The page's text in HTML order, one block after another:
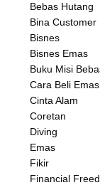
Bebas Hutang
Bina Customer
Bisnes
Bisnes Emas
Buku Misi
Cara Beli
Cinta Alam
Coretan
Diving
Emas
Fikir
Financial